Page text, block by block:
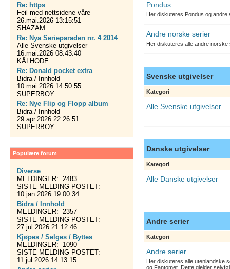
Re: https
Feil med nettsidene våre
26.mai.2026 13:15:51
SHAZAM
Re: Nya Serieparaden nr. 4 2014
Alle Svenske utgivelser
16.mai.2026 08:43:40
KÅLHODE
Re: Donald pocket extra
Bidra / Innhold
10.mai.2026 14:50:55
SUPERBOY
Re: Nye Flip og Flopp album
Bidra / Innhold
29.apr.2026 22:26:51
SUPERBOY
Populære forum
Diverse
MELDINGER: 2483
SISTE MELDING POSTET:
10.jan.2026 19:00:34
Bidra / Innhold
MELDINGER: 2357
SISTE MELDING POSTET:
27.jul.2026 21:12:46
Kjøpes / Selges / Byttes
MELDINGER: 1090
SISTE MELDING POSTET:
11.jul.2026 14:13:15
Pondus
Her diskuteres Pondus og
Andre norske serier
Her diskuteres alle andre
Svenske utgivelser
Kategori
Alle Svenske utgivelser
Danske utgivelser
Kategori
Alle Danske utgivelser
Andre serier
Kategori
Andre serier
Her diskuteres alle utenlandske
og Fantomet. Dette gjelder